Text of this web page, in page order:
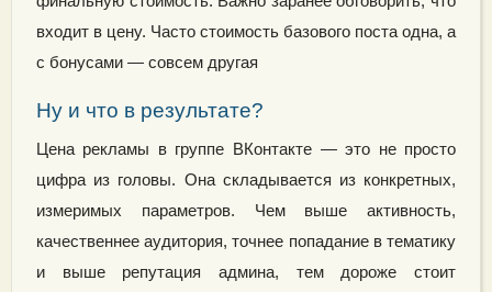
входит в цену. Часто стоимость базового поста одна, а
с бонусами — совсем другая
Ну и что в результате?
Цена рекламы в группе ВКонтакте — это не просто
цифра из головы. Она складывается из конкретных,
измеримых параметров. Чем выше активность,
качественнее аудитория, точнее попадание в тематику
и выше репутация админа, тем дороже стоит